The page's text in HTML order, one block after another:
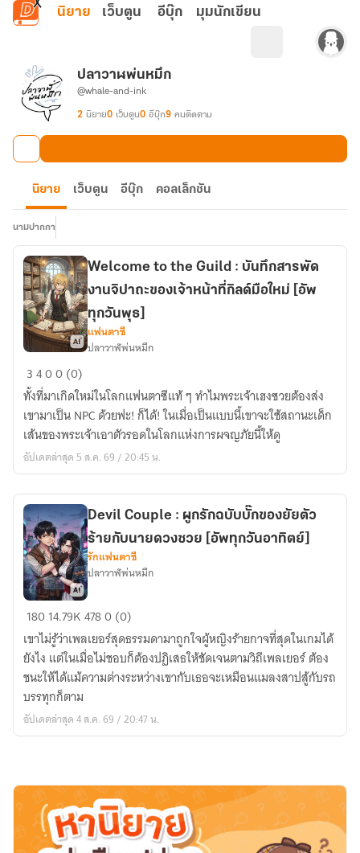
ข้ามไปยังเนื้อหาหลัก
นิยาย เว็บตูน อีบุ๊ก มุมนักเขียน
ปลาวาฬพ่นหมึก
@whale-and-ink
2 นิยาย0 เว็บตูน0 อีบุ๊ก9 คนติดตาม
นิยาย เว็บตูน อีบุ๊ก คอลเล็กชัน
นามปากกา
to
the
Guild
:
บันทึก
สารพัด
งาน
จิปาถะ
ของ
เจ้า
หน้า
ที่
กิ
ลด์
มือ
ใหม่
[อัพ
วัน
Welcome to the Guild : บันทึกสารพัด
งานจิปาถะของเจ้าหน้าที่กิลด์มือใหม่ [อัพ
ทุกวันพุธ]
แฟนตาซี
ปลาวาฬพ่นหมึก
3400 (0)
ทั้งที่มาเกิดใหม่ในโลกแฟนตาซีแท้ ๆ ทำไมพระเจ้าเฮงซวยต้องส่ง
เขามาเป็น NPC ด้วยฟะ! ก็ได้! ในเมื่อเป็นแบบนี้เขาจะใช้สถานะเด็ก
เส้นของพระเจ้าเอาตัวรอดในโลกแห่งการผจญภัยนี้ให้ดู
อัปเดตล่าสุด 5 ส.ค. 69 / 20:45 น.
Devil
Couple
:
ผูก
รัก
ฉบับ
บั๊ก
ตัว
ร้าย
กับ
นาย
Devil Couple : ผูกรักฉบับบั๊กของยัยตัว
ร้ายกับนายดวงซวย [อัพทุกวันอาทิตย์]
รักแฟนตาซี
ปลาวาฬพ่นหมึก
18014.79K4780 (0)
เขาไม่รู้ว่าเพลเยอร์สุดธรรมดามาถูกใจผู้หญิงร้ายกาจที่สุดในเกมได้
ยังไง แต่ในเมื่อไม่ชอบก็ต้องปฏิเสธให้ชัดเจนตามวิถีเพลเยอร์ ต้อง
ชนะให้ได้แม้ความต่างระหว่างเขากับเธอจะเหมือนแมลงสาปสู้กับรถ
บรรทุกก็ตาม
อัปเดตล่าสุด 4 ส.ค. 69 / 20:47 น.